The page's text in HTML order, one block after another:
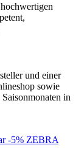
und einer
sowie
in
-5% ZEBRA